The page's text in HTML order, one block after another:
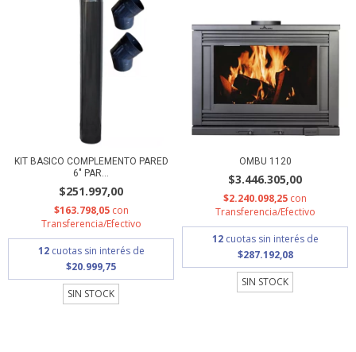
KIT BASICO COMPLEMENTO PARED
6" PAR...
$251.997,00
$163.798,05 con
Transferencia/Efectivo
12 cuotas sin interés de
$20.999,75
SIN STOCK
OMBU 1120
$3.446.305,00
$2.240.098,25 con
Transferencia/Efectivo
12 cuotas sin interés de
$287.192,08
SIN STOCK